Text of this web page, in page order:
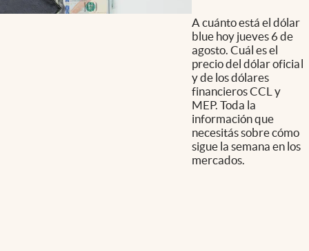
A cuánto está el dólar
blue hoy jueves 6 de
agosto. Cuál es el
precio del dólar oficial
y de los dólares
financieros CCL y
MEP. Toda la
información que
necesitás sobre cómo
sigue la semana en los
mercados.